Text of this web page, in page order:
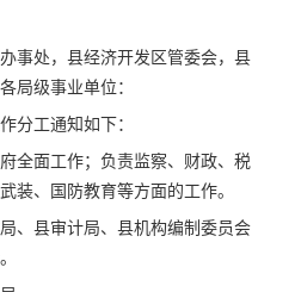
事处，县经济开发区管委会，县
局级事业单位：
分工通知如下：
全面工作；负责监察、财政、税
装、国防教育等方面的工作。
、县审计局、县机构编制委员会